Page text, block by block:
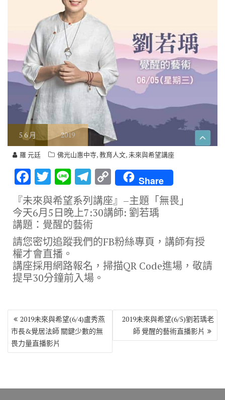
56 月 2019
羅 元廷 佛光山惠中寺,教育人文,未來與希望講座
F
ac
e
b
o
o
k
T
w
it
te
r
Li
n
e
T
el
e
gr
a
m
C
o
p
Li
n
k
Share
『未來與希望系列講座』–主題「無畏」
今天6月5日晚上7:30講師: 劉若瑀
講題：覺醒的藝術
請您密切追蹤我們的FB粉絲專頁，講師有授
權才會直播。
講座採用網路報名，掃描QR Code進場，敬請
提早30分鐘前入場。
文
章
導
覽
2019未來與希望(6/4)盧秀燕
市長&覺居法師 關鍵少數的無
畏力量直播影片
2019未來與希望(6/5)劉若瑀老
師 覺醒的藝術直播影片